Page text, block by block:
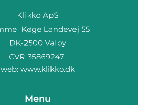
web: www.klikko.dk
Menu